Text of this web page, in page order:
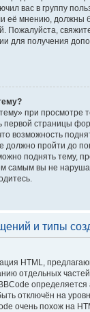
вас в группу
её мнению, должны
Пожалуйста,
для получения
при просмотре
первой страницы
возможность
должно пройти до
поднять тему,
самым вы не
и типы
HTML,
отдельных
отключён на
очень похож на